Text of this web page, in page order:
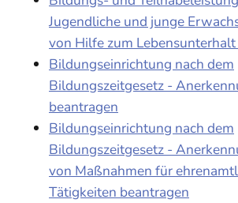
Jugendliche und junge
von Hilfe zum
Bildungseinrichtung nach dem
Bildungszeitgesetz -
beantragen
Bildungseinrichtung nach dem
Bildungszeitgesetz -
von Maßnahmen für
Tätigkeiten beantragen